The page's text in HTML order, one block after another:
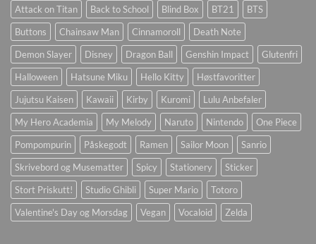
Attack on Titan Back to School Blind Box BT21
BTS
Buttons
Chainsaw Man Cinnamoroll
Death Note
Demon Slayer
Disney Dragon Ball Genshin Impact
Glutenfri
Halloween
Hatsune Miku Hello Kitty
Høstfavoritter
Jujutsu Kaisen
Kawaii Kirby Kuromi
Lulu Anbefaler
My Hero Academia
My Melody Naruto Nintendo
One Piece
Pompompurin
Påskegodt Ramen Sailor Moon
Sanrio
Skrivebord og Musematter
Spicy Stationery
Sticker
Stort Priskutt!
Studio Ghibli Super Mario
Totoro
Valentine's Day og Morsdag
Vegan Vocaloid Zelda